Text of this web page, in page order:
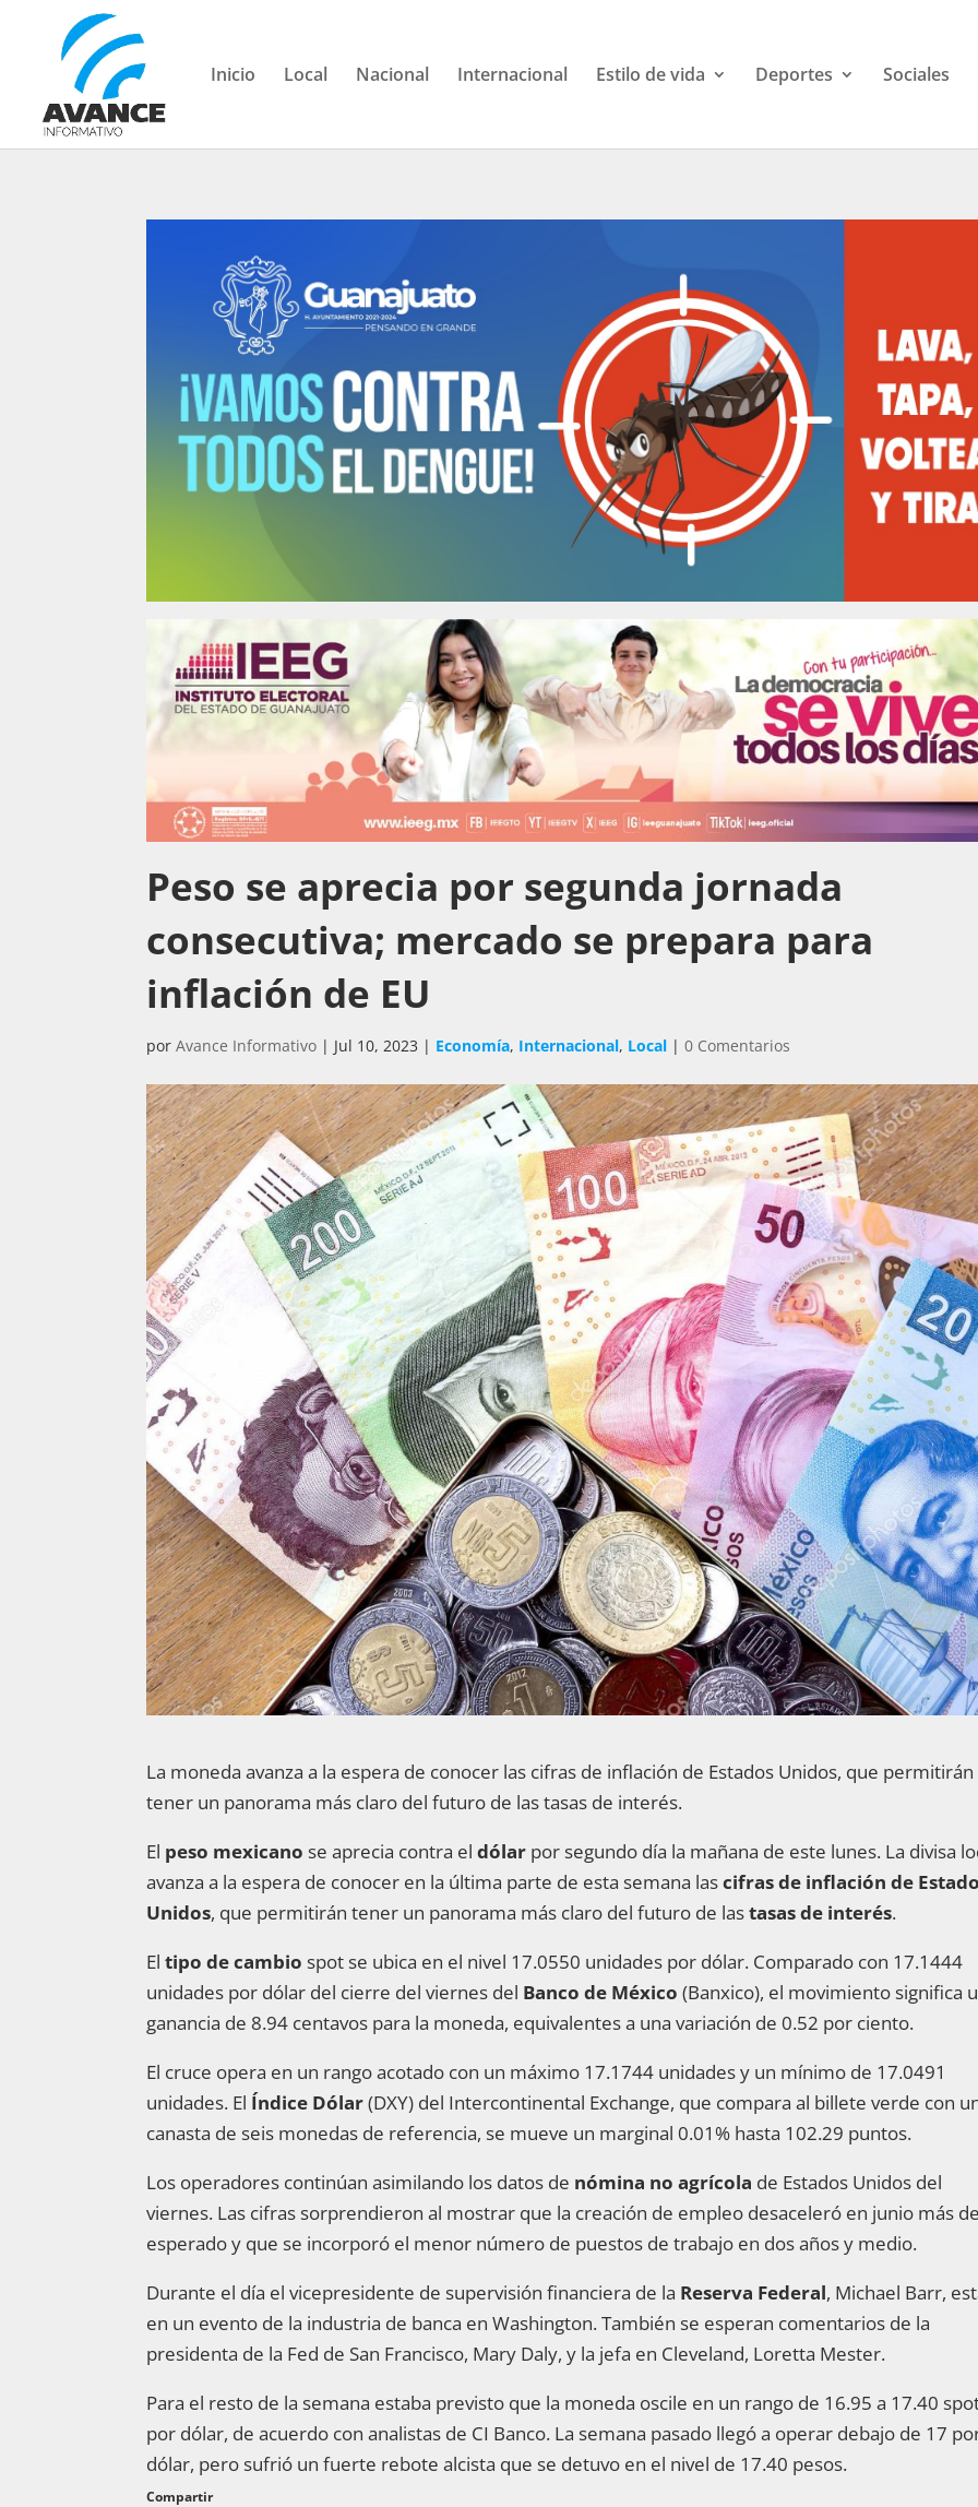
Inicio Local Nacional Internacional Estilo de vida Deportes Sociales
Peso se aprecia por segunda jornada
consecutiva; mercado se prepara para
inflación de EU
porAvance Informativo | Jul 10, 2023 | Economía, Internacional, Local |0 Comentarios
La moneda avanza a la espera de conocer las cifras de inflación de Estados Unidos, que permitirán
tener un panorama más claro del futuro de las tasas de interés.
El peso mexicano se aprecia contra eldólar por segundo día la mañana de este lunes. La divisa
avanza a la espera de conocer en la última parte de esta semana lascifras de inflación de
Unidos, que permitirán tener un panorama más claro del futuro de lastasas de interés.
Eltipo de cambio spot se ubica en el nivel 17.0550 unidades por dólar. Comparado con 17.1444
unidades por dólar del cierre del viernes del Banco de México (Banxico), el movimiento significa
ganancia de 8.94 centavos para la moneda, equivalentes a una variación de 0.52 por ciento.
El cruce opera en un rango acotado con un máximo 17.1744 unidades y un mínimo de 17.0491
unidades. El Índice Dólar(DXY) del Intercontinental Exchange, que compara al billete verde con
canasta de seis monedas de referencia, se mueve un marginal 0.01% hasta 102.29 puntos.
Los operadores continúan asimilando los datos de nómina no agrícola de Estados Unidos del
viernes. Las cifras sorprendieron al mostrar que la creación de empleo desaceleró en junio más
esperado y que se incorporó el menor número de puestos de trabajo en dos años y medio.
Durante el día el vicepresidente de supervisión financiera de la Reserva Federal, Michael Barr,
en un evento de la industria de banca en Washington. También se esperan comentarios de la
presidenta de la Fed de San Francisco, Mary Daly, y la jefa en Cleveland, Loretta Mester.
Para el resto de la semana estaba previsto que la moneda oscile en un rango de 16.95 a 17.40
por dólar, de acuerdo con analistas de CI Banco. La semana pasado llegó a operar debajo de 17
dólar, pero sufrió un fuerte rebote alcista que se detuvo en el nivel de 17.40 pesos.
Compartir